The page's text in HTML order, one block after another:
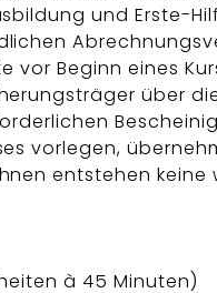
und Erste-
vor Beginn eines
über
vorlegen,
entstehen keine
à 45 Minuten)